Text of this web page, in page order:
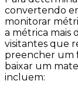
convertendo
monitorar
a métrica mais
visitantes que
preencher um
baixar um
incluem: